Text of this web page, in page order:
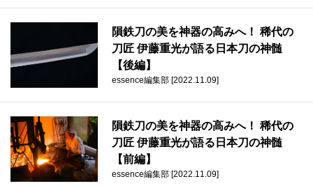
隕鉄刀の美を神器の高みへ！ 稀代の
刀匠 伊藤重光が語る日本刀の神髄
【後編】
essence編集部 [2022.11.09]
隕鉄刀の美を神器の高みへ！ 稀代の
刀匠 伊藤重光が語る日本刀の神髄
【前編】
essence編集部 [2022.11.09]